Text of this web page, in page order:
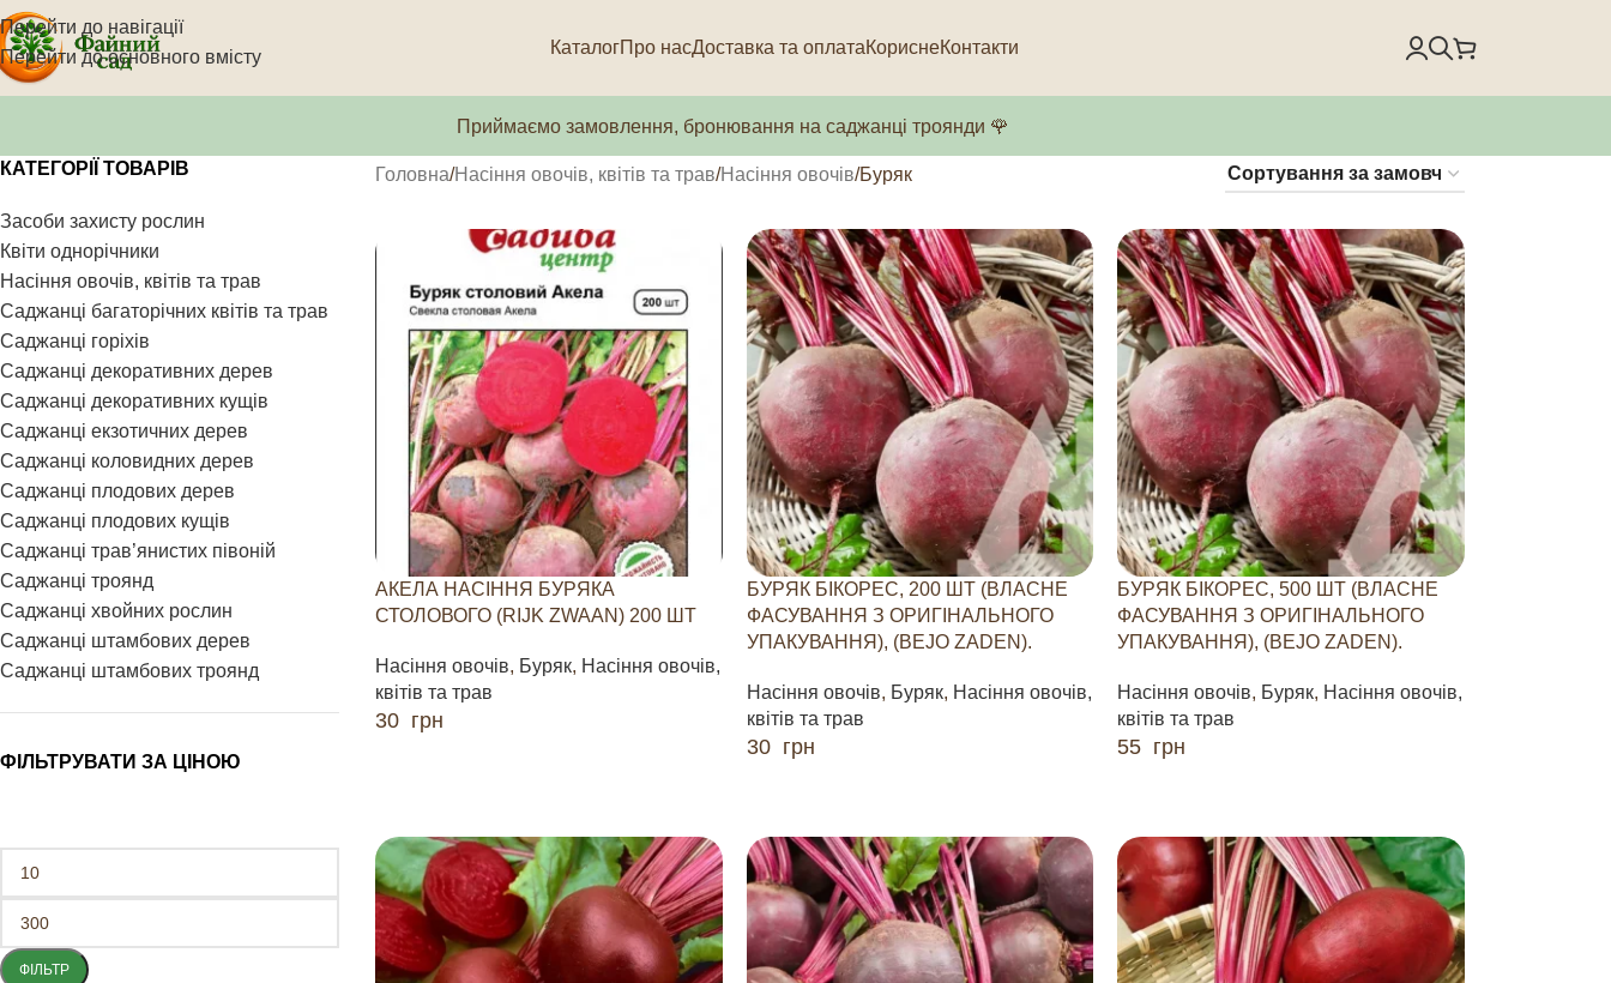
Перейти до навігації
Перейти до основного вмісту
КаталогПро насДоставка та оплатаКориснеКонтакти
Приймаємо замовлення, бронювання на саджанці троянди 🌹
КАТЕГОРІЇ ТОВАРІВ
Засоби захисту рослин
Квіти однорічники
Насіння овочів, квітів та трав
Саджанці багаторічних квітів та трав
Саджанці горіхів
Саджанці декоративних дерев
Саджанці декоративних кущів
Саджанці екзотичних дерев
Саджанці коловидних дерев
Саджанці плодових дерев
Саджанці плодових кущів
Саджанці трав’янистих півоній
Саджанці троянд
Саджанці хвойних рослин
Саджанці штамбових дерев
Саджанці штамбових троянд
ФІЛЬТРУВАТИ ЗА ЦІНОЮ
ФІЛЬТР
Головна Насіння овочів, квітів та трав Насіння овочів Буряк
АКЕЛА НАСІННЯ БУРЯКА
СТОЛОВОГО (RIJK ZWAAN) 200 ШТ
Насіння овочів, Буряк, Насіння овочів,
квітів та трав
30 грн
БУРЯК БІКОРЕС, 200 ШТ (ВЛАСНЕ
ФАСУВАННЯ З ОРИГІНАЛЬНОГО
УПАКУВАННЯ), (BEJO ZADEN).
Насіння овочів, Буряк, Насіння овочів,
квітів та трав
30 грн
БУРЯК БІКОРЕС, 500 ШТ (ВЛАСНЕ
ФАСУВАННЯ З ОРИГІНАЛЬНОГО
УПАКУВАННЯ), (BEJO ZADEN).
Насіння овочів, Буряк, Насіння овочів,
квітів та трав
55 грн